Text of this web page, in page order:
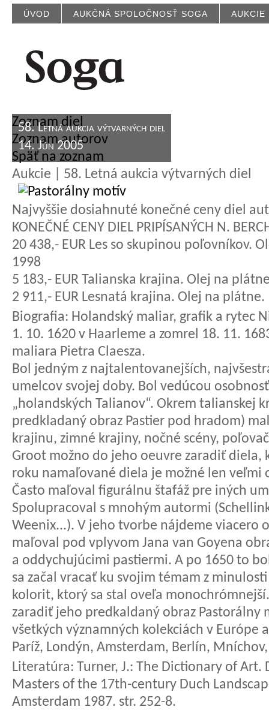
ÚVOD AUKČNÁ SPOLOČNOSŤ SOGA AUKCIE
58. Letná aukcia výtvarných diel
14. Jún 2005
Zoznam diel
Zoznam autorov
Späť na zoznam
Aukcie | 58. Letná aukcia výtvarných diel
Najvyššie dosiahnuté konečné ceny diel
KONEČNÉ CENY DIEL PRIPÍSANÝCH N.
20 438,- EUR Les so skupinou poľovníkov.
1998
5 183,- EUR Talianska krajina. Olej na
2 911,- EUR Lesnatá krajina. Olej na
Biografia: Holandský maliar, grafik a rytec
1. 10. 1620 v Haarleme a zomrel 18. 11.
maliara Pietra Claesza.
Bol jedným z najtalentovanejších,
umelcov svojej doby. Bol vedúcou
„holandských Talianov“. Okrem
predkladaný obraz Pastier pod hradom)
krajinu, zimné krajiny, nočné scény,
Groot možno do jeho oeuvre zaradiť
roku namaľované diela je možné len
Často maľoval figurálnu štafáž pre iných
Spolupracoval s mnohým autormi
Weenix...). V jeho tvorbe nájdeme viacero
maľoval pod vplyvom Jana van Goyena
a oddychujúcimi pastiermi. A po 1650 to
sa začal vracať ku svojim témam z
kolorit, ktorý sa stal oveľa
zaradiť jeho predkaldaný obraz Pastorálny
všetkých významných kolekciách v Európe
Paríž, Londýn, Amsterdam, Berlín,
Literatúra: Turner, J.: The Dictionary of Art.
Masters of the 17th-century Duch
Amsterdam 1987. str. 252-8.